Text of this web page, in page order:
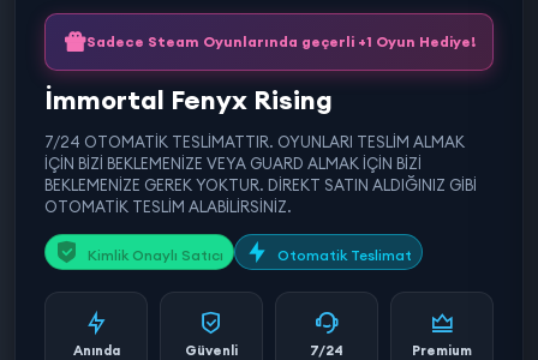
Sadece Steam Oyunlarında geçerli +1 Oyun Hediye!
İmmortal Fenyx Rising
7/24 OTOMATİK TESLİMATTIR. OYUNLARI TESLİM ALMAK
İÇİN BİZİ BEKLEMENİZE VEYA GUARD ALMAK İÇİN BİZİ
BEKLEMENİZE GEREK YOKTUR. DİREKT SATIN ALDIĞINIZ GİBİ
OTOMATİK TESLİM ALABİLİRSİNİZ.
Kimlik Onaylı Satıcı Otomatik Teslimat
Anında
Güvenli
7/24
Premium